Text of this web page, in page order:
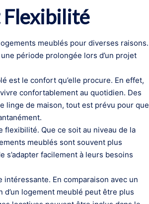
Flexibilité
meublés pour diverses raisons.
période prolongée lors d’un projet
est le confort qu’elle procure. En effet,
confortablement au quotidien. Des
linge de maison, tout est prévu pour que
flexibilité. Que ce soit au niveau de la
meublés sont souvent plus
s’adapter facilement à leurs besoins
En comparaison avec un
logement meublé peut être plus